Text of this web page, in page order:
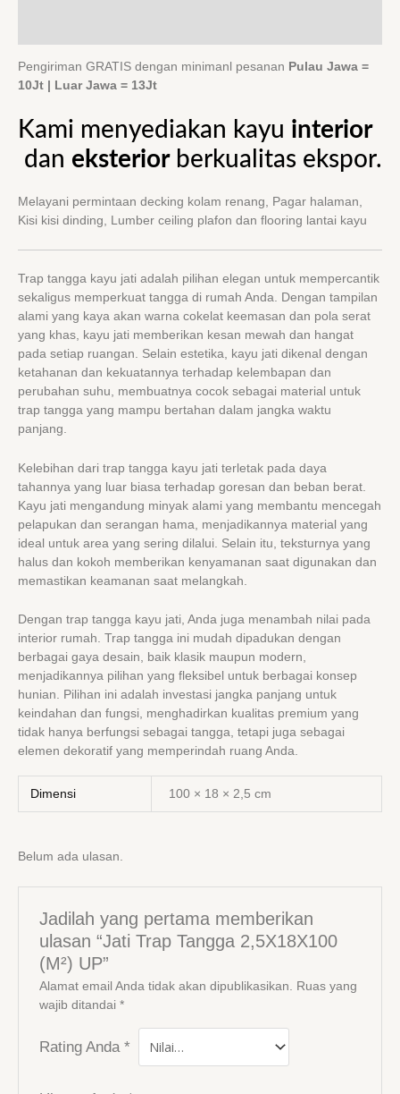
Pengiriman GRATIS dengan minimanl pesanan Pulau Jawa =
10Jt | Luar Jawa = 13Jt
Kami menyediakan kayu interior
dan eksteriorberkualitas ekspor.
Melayani permintaan decking kolam renang, Pagar halaman,
Kisi kisi dinding, Lumber ceiling plafon dan flooring lantai kayu
Trap tangga kayu jati adalah pilihan elegan untuk mempercantik
sekaligus memperkuat tangga di rumah Anda. Dengan tampilan
alami yang kaya akan warna cokelat keemasan dan pola serat
yang khas, kayu jati memberikan kesan mewah dan hangat
pada setiap ruangan. Selain estetika, kayu jati dikenal dengan
ketahanan dan kekuatannya terhadap kelembapan dan
perubahan suhu, membuatnya cocok sebagai material untuk
trap tangga yang mampu bertahan dalam jangka waktu
panjang.
Kelebihan dari trap tangga kayu jati terletak pada daya
tahannya yang luar biasa terhadap goresan dan beban berat.
Kayu jati mengandung minyak alami yang membantu mencegah
pelapukan dan serangan hama, menjadikannya material yang
ideal untuk area yang sering dilalui. Selain itu, teksturnya yang
halus dan kokoh memberikan kenyamanan saat digunakan dan
memastikan keamanan saat melangkah.
Dengan trap tangga kayu jati, Anda juga menambah nilai pada
interior rumah. Trap tangga ini mudah dipadukan dengan
berbagai gaya desain, baik klasik maupun modern,
menjadikannya pilihan yang fleksibel untuk berbagai konsep
hunian. Pilihan ini adalah investasi jangka panjang untuk
keindahan dan fungsi, menghadirkan kualitas premium yang
tidak hanya berfungsi sebagai tangga, tetapi juga sebagai
elemen dekoratif yang memperindah ruang Anda.
Dimensi 100 × 18 × 2,5 cm
Belum ada ulasan.
Jadilah yang pertama memberikan
ulasan “Jati Trap Tangga 2,5X18X100
(M²) UP”
Alamat email Anda tidak akan dipublikasikan.
Ruas yang
wajib ditandai*
Rating Anda*